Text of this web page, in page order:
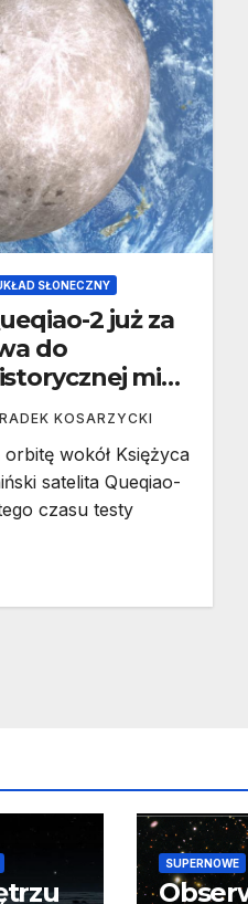
SŁONECZNY
2 już za
do
misji
RADEK KOSARZYCKI
wokół Księżyca
satelita Queqiao-
czasu testy
SUPERNOWE